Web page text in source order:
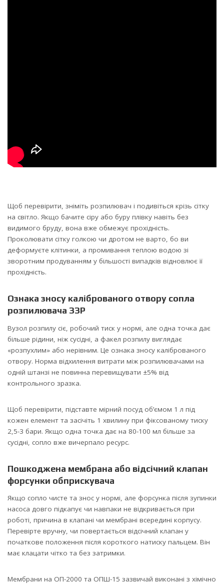
Щоб перевірити, зніміть розпилювач і подивіться крізь сітку
на світло. Якщо бачите сіру або буру плівку навіть без
видимого бруду, вона вже обмежує прохідність.
Проколювати сітку голкою чи дротом не варто, бо ви
деформуєте клітинки, а промивання теплою водою зі
зворотним продуванням у більшості випадків відновлює її
прохідність.
Ознака зносу каліброваного отвору сопла
розпилювача ЗЗР
Вузол розпилу сіє, робочий тиск у нормі, але одна точка дає
більше рідини, ніж сусідні, а факел розпилу виглядає
«розпухлим» або нерівним. Це ознака зносу каліброваного
отвору. Норма відхилення витрати між розпилювачами на
одній штанзі не повинна перевищувати ±5% від
контрольного зразка.
Щоб перевірити, підставте мірний посуд об’ємом 1 л під
кожен елемент та засічіть 1 хвилину при фіксованому тиску
2,5-3 бари. Якщо одна точка дає на 80-100 мл більше за
сусідні, сопло вже вичерпало ресурс.
Пошкоджена мембрана або відсічний клапан
форсунки обприскувача
Якщо сопло чисте та знос у нормі, але форсунка після зупинки
насоса довго підкапує чи навпаки не відкривається при
роботі, причина в клапані чи мембрані всередині корпусу.
Перевірте вручну, чи повертається відсічний клапан у
початкове положення після короткого натиску пальцем. Він
має клацати чітко та без затримки.
Мембрани на ОП-2000 та ОПШ-15 зазвичай виконані з хімічно